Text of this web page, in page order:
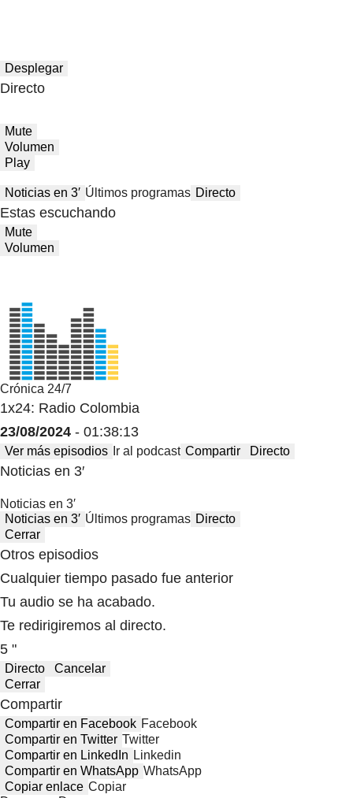
Desplegar
Directo
Mute
Volumen
Play
Noticias en 3′ Últimos programas Directo
Estas escuchando
Mute
Volumen
Crónica 24/7
1x24: Radio Colombia
23/08/2024 - 01:38:13
Ver más episodios Ir al podcast Compartir Directo
Noticias en 3′
Noticias en 3′
Noticias en 3′ Últimos programas Directo
Cerrar
Otros episodios
Cualquier tiempo pasado fue anterior
Tu audio se ha acabado.
Te redirigiremos al directo.
5 "
Directo
Cancelar
Cerrar
Compartir
Compartir en Facebook Facebook
Compartir en Twitter Twitter
Compartir en LinkedIn Linkedin
Compartir en WhatsApp WhatsApp
Copiar enlace Copiar